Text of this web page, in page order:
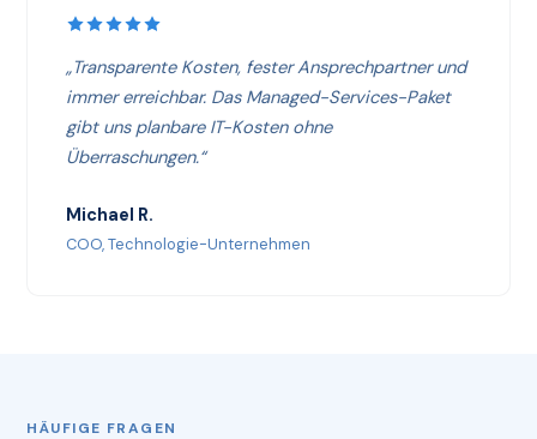
„Transparente Kosten, fester Ansprechpartner und
immer erreichbar. Das Managed-Services-Paket
gibt uns planbare IT-Kosten ohne
Überraschungen.“
Michael R.
COO, Technologie-Unternehmen
HÄUFIGE FRAGEN